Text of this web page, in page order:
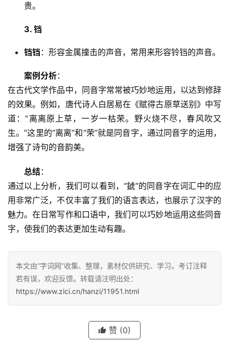
汉
组
贵。
3. 铛
铛铛 ：形容金属撞击的声音，常用来形容铃铛的声音。
案例分析：
在古代文学作品中，同音字常常被巧妙地运用，以达到修辞
的效果。例如，唐代诗人白居易在《赋得古原草送别》中写
道：“离离原上草，一岁一枯荣。野火烧不尽，春风吹又
生。”这里的“离离”和“荣”就是同音字，通过同音字的运用，
增强了诗句的音韵美。
总结：
通过以上分析，我们可以看到，“錿”的同音字在词汇中的应
用非常广泛，不仅丰富了我们的语言表达，也展示了汉字的
魅力。在日常写作和口语中，我们可以巧妙地运用这些同音
字，使我们的表达更加生动有趣。
本文由“字词网”收集、整理，素材仅供研究、学习。考订注释
若有误，欢迎反馈。转载请注明出处：
https://www.zici.cn/hanzi/11951.html
赞 (0)